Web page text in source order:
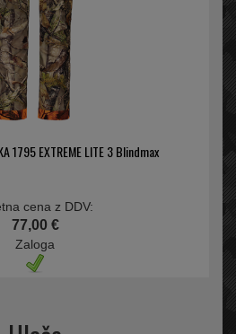
1795 EXTREME LITE 3 Blindmax
cena z DDV:
77,00 €
Zaloga